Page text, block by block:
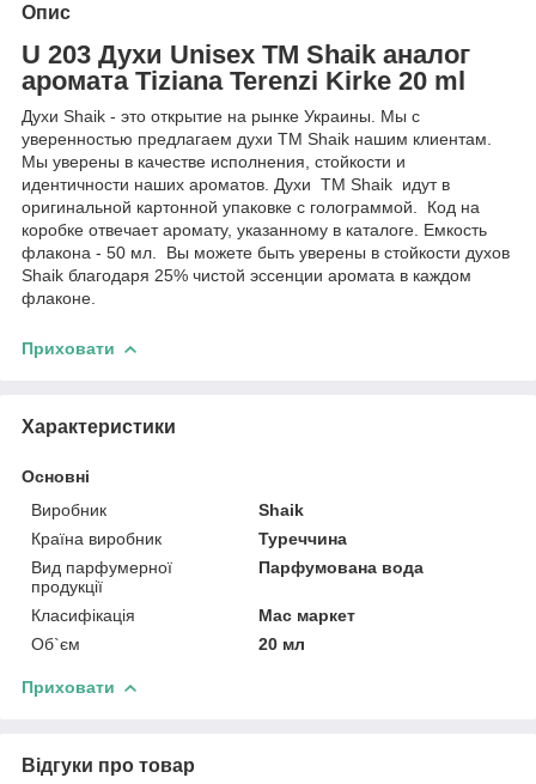
Опис
U 203 Духи Unisex ТМ Shaik аналог
аромата Tiziana Terenzi Kirke 20 ml
Духи Shaik - это открытие на рынке Украины. Мы с
уверенностью предлагаем духи TM Shaik нашим клиентам.
Мы уверены в качестве исполнения, стойкости и
идентичности наших ароматов. Духи TM Shaik идут в
оригинальной картонной упаковке с голограммой. Код на
коробке отвечает аромату, указанному в каталоге. Емкость
флакона - 50 мл. Вы можете быть уверены в стойкости духов
Shaik благодаря 25% чистой эссенции аромата в каждом
флаконе.
Приховати
Характеристики
Основні
Виробник
Shaik
Країна виробник
Туреччина
Вид парфумерної
продукції
Парфумована вода
Класифікація
Мас маркет
Об`єм
20 мл
Приховати
Відгуки про товар